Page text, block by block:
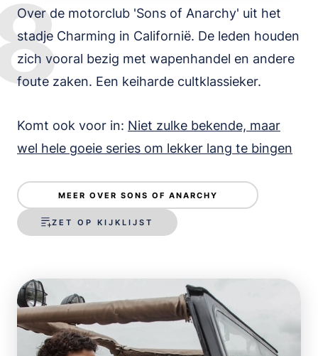
Over de motorclub 'Sons of Anarchy' uit het
stadje Charming in Californië. De leden houden
zich vooral bezig met wapenhandel en andere
foute zaken. Een keiharde cultklassieker.
Komt ook voor in: Niet zulke bekende, maar
wel hele goeie series om lekker lang te bingen
MEER OVER SONS OF ANARCHY
ZET OP KIJKLIJST